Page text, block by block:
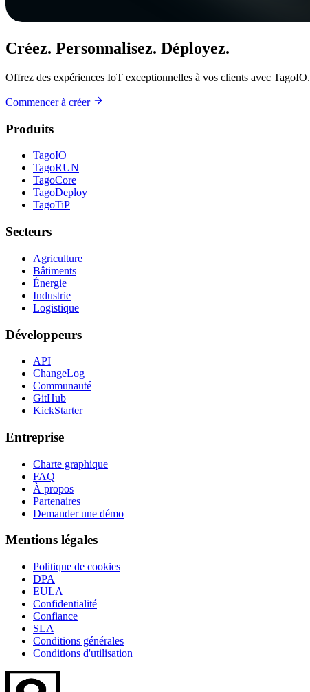
Créez. Personnalisez. Déployez.
Offrez des expériences IoT exceptionnelles à vos clients avec TagoIO.
Commencer à créer
Produits
TagoIO
TagoRUN
TagoCore
TagoDeploy
TagoTiP
Secteurs
Agriculture
Bâtiments
Énergie
Industrie
Logistique
Développeurs
API
ChangeLog
Communauté
GitHub
KickStarter
Entreprise
Charte graphique
FAQ
À propos
Partenaires
Demander une démo
Mentions légales
Politique de cookies
DPA
EULA
Confidentialité
Confiance
SLA
Conditions générales
Conditions d'utilisation